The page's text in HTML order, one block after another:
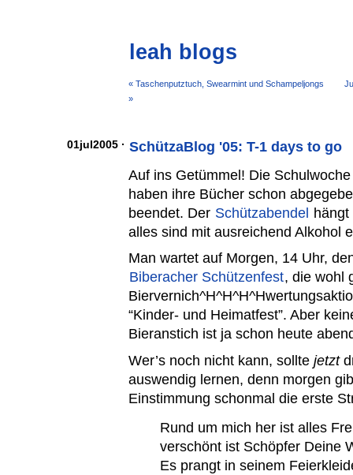
leah blogs
« Taschenputztuch, Swearmint und Schampeljongs
»
01jul2005 · SchützaBlog '05: T-1 days to go
Auf ins Getümmel! Die
haben ihre Bücher schon
beendet. Der Schützabendel
alles sind mit ausreichend Alkohol
Man wartet auf Morgen, 14 Uhr,
Biberacher Schützenfest, die wohl
“Kinder- und Heimatfest”. Aber
Bieranstich ist ja schon heute
Wer’s noch nicht kann, solltejetzt
auswendig lernen, denn morgen
Einstimmung schonmal die erste
Rund um mich her ist alles
verschönt ist Schöpfer Deine
Es prangt in seinem